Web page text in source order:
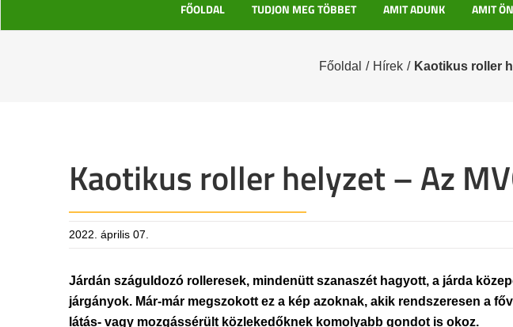
FŐOLDAL TUDJON MEG TÖBBET AMIT ADUNK AMIT
Főoldal / Hírek / Kaotikus roller
Kaotikus roller helyzet – Az
2022. április 07.
Járdán száguldozó rolleresek, mindenütt szanaszét hagyott, a járda
járgányok. Már-már megszokott ez a kép azoknak, akik rendszeresen a
látás- vagy mozgássérült közlekedőknek komolyabb gondot is okoz.